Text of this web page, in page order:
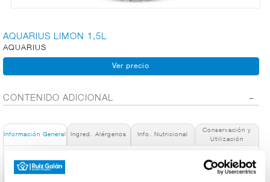
QUESOS
CORTE
AQUARIUS LIMON 1,5L
AQUARIUS
CONTENIDO ADICIONAL
Información General Ingred. Alérgenos Info. Nutricional
Conservación y
Utilización
Denominación de alimento:
Aquarius Limón 1.5L Botella